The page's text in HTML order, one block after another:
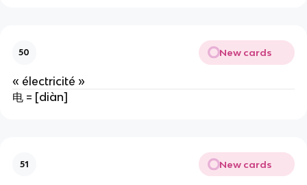
50 New cards
« électricité »
电 = [diàn]
51 New cards